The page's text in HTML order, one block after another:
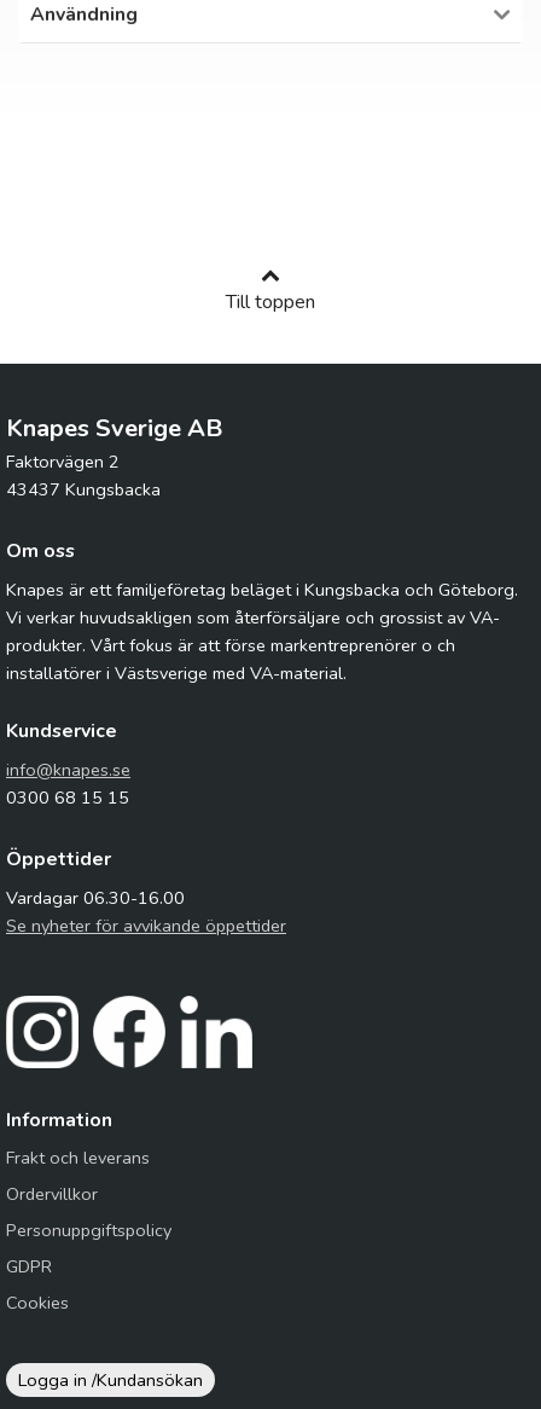
Användning
Till toppen
Knapes Sverige AB
Faktorvägen 2
43437 Kungsbacka
Om oss
Knapes är ett familjeföretag beläget i Kungsbacka och Göteborg.
Vi verkar huvudsakligen som återförsäljare och grossist av VA-
produkter. Vårt fokus är att förse markentreprenörer o ch
installatörer i Västsverige med VA-material.
Kundservice
info@knapes.se
0300 68 15 15
Öppettider
Vardagar 06.30-16.00
Se nyheter för avvikande öppettider
Information
Frakt och leverans
Ordervillkor
Personuppgiftspolicy
GDPR
Cookies
Logga in /Kundansökan